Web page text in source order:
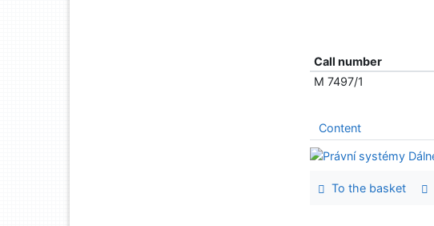
Call number
M 7497/1
Content
To the basket